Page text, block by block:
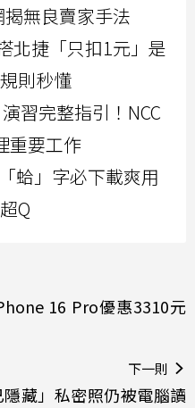
無良賣家手法
北捷「只扣1元」是
則秒懂
習完整指引！NCC
重要工作
蛤」字必下載爽用
Q
16 Pro優惠3310元
下一則
藏」私密照仍被電腦讀